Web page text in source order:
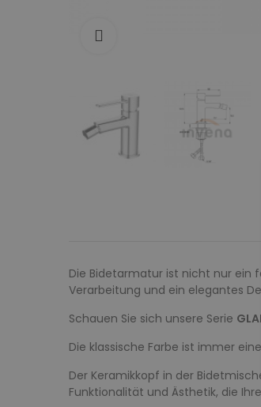
Die Bidetarmatur ist nicht nur ein
Verarbeitung und ein elegantes
Schauen Sie sich unsere Serie
Die klassische Farbe ist immer
Der Keramikkopf in der
Funktionalität und Ästhetik, die